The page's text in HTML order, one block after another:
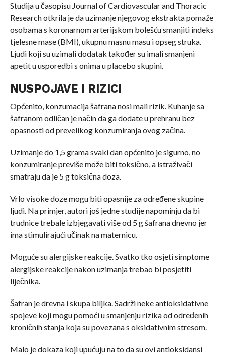
Studija u časopisu Journal of Cardiovascular and Thoracic
Research otkrila je da uzimanje njegovog ekstrakta pomaže
osobama s koronarnom arterijskom bolešću smanjiti indeks
tjelesne mase (BMI), ukupnu masnu masu i opseg struka.
Ljudi koji su uzimali dodatak također su imali smanjeni
apetit u usporedbi s onima u placebo skupini.
NUSPOJAVE I RIZICI
Općenito, konzumacija šafrana nosi mali rizik. Kuhanje sa
šafranom odličan je način da ga dodate u prehranu bez
opasnosti od prevelikog konzumiranja ovog začina.
Uzimanje do 1,5 grama svaki dan općenito je sigurno, no
konzumiranje previše može biti toksično, a istraživači
smatraju da je 5 g toksična doza.
Vrlo visoke doze mogu biti opasnije za određene skupine
ljudi. Na primjer, autori još jedne studije napominju da bi
trudnice trebale izbjegavati više od 5 g šafrana dnevno jer
ima stimulirajući učinak na maternicu.
Moguće su alergijske reakcije. Svatko tko osjeti simptome
alergijske reakcije nakon uzimanja trebao bi posjetiti
liječnika.
Šafran je drevna i skupa biljka. Sadrži neke antioksidativne
spojeve koji mogu pomoći u smanjenju rizika od određenih
kroničnih stanja koja su povezana s oksidativnim stresom.
Malo je dokaza koji upućuju na to da su ovi antioksidansi